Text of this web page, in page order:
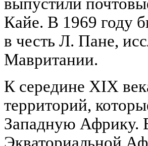
Кайе. В 1969 году
в честь Л. Пане,
Мавритании.
К середине XIX
территорий,
Западную Африку.
Экваториальной